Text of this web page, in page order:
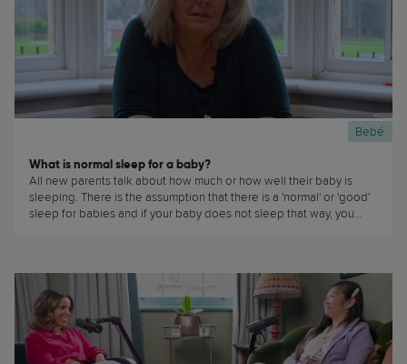
Bebé
What is normal sleep for a baby?
All new parents talk about how much or how well their baby is
sleeping. There is the assumption that there is a 'normal' or 'good'
sleep for babies and if your baby does not sleep that way, you